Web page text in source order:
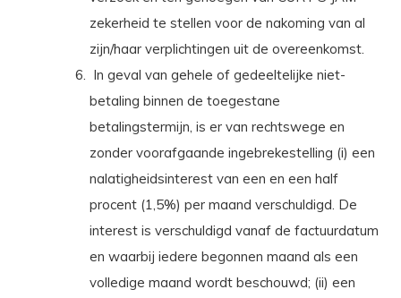
zekerheid te stellen voor de nakoming van al
zijn/haar verplichtingen uit de overeenkomst.
In geval van gehele of gedeeltelijke niet-
betaling binnen de toegestane
betalingstermijn, is er van rechtswege en
zonder voorafgaande ingebrekestelling (i) een
nalatigheidsinterest van een en een half
procent (1,5%) per maand verschuldigd. De
interest is verschuldigd vanaf de factuurdatum
en waarbij iedere begonnen maand als een
volledige maand wordt beschouwd; (ii) een